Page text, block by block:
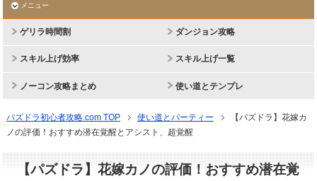
メニュー
ゲリラ時間割 ダンジョン攻略
スキル上げ効率 スキル上げ一覧
ノーコン攻略まとめ 使い道とテンプレ
パズドラ初心者攻略.com TOP 使い道とパーティー
【パズドラ】花嫁カ
ノの評価！おすすめ潜在覚醒とアシスト、超覚醒
【パズドラ】花嫁カノの評価！おすすめ潜在覚